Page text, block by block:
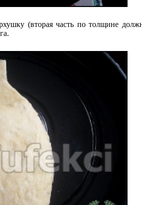
(вторая часть по толщине